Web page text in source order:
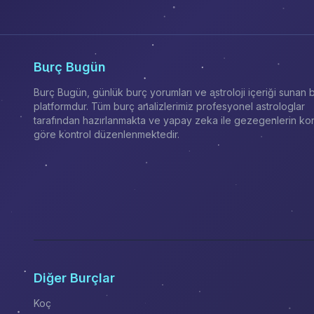
Burç Bugün
Burç Bugün, günlük burç yorumları ve astroloji içeriği sunan
platformdur. Tüm burç analizlerimiz profesyonel astrologlar
tarafından hazırlanmakta ve yapay zeka ile gezegenlerin
göre kontrol düzenlenmektedir.
Diğer Burçlar
Koç